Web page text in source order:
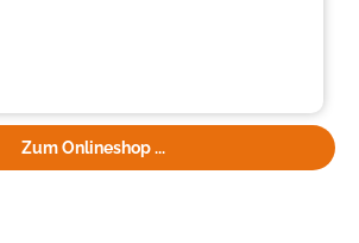
Zum Onlineshop ...